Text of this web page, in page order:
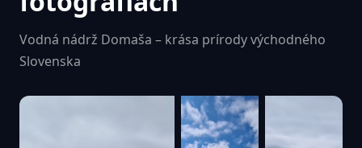
Vodná nádrž Domaša – krása prírody východného
Slovenska